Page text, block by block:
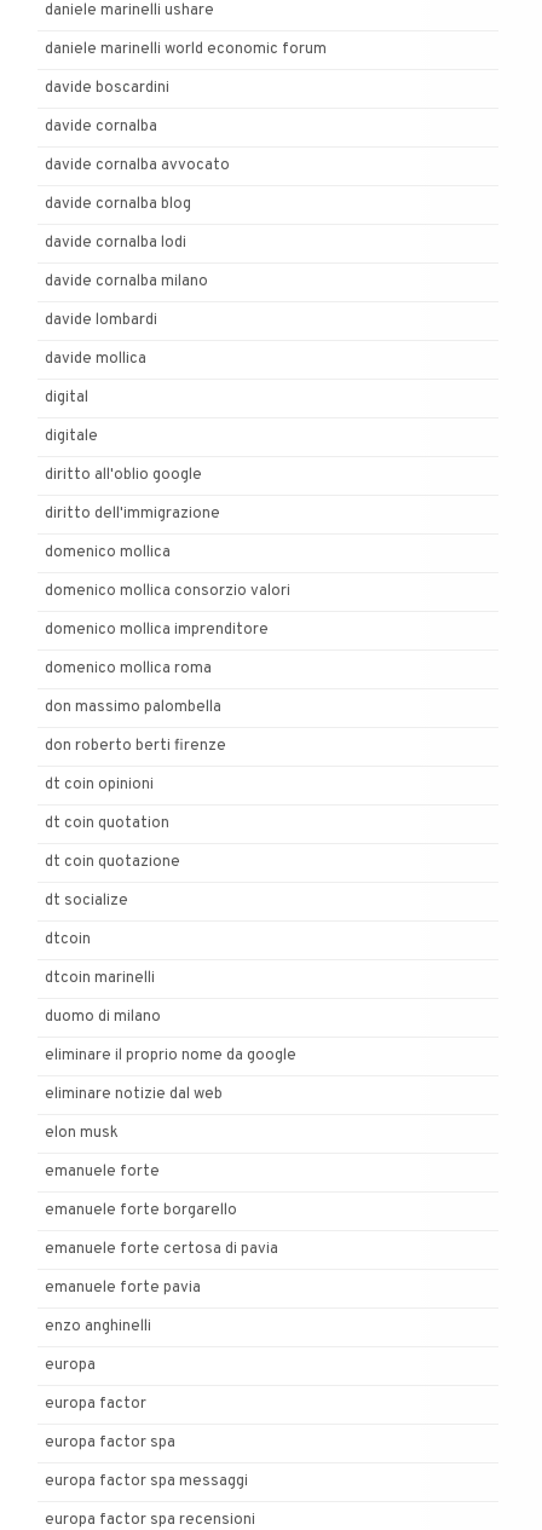
daniele marinelli ushare
daniele marinelli world economic forum
davide boscardini
davide cornalba
davide cornalba avvocato
davide cornalba blog
davide cornalba lodi
davide cornalba milano
davide lombardi
davide mollica
digital
digitale
diritto all'oblio google
diritto dell'immigrazione
domenico mollica
domenico mollica consorzio valori
domenico mollica imprenditore
domenico mollica roma
don massimo palombella
don roberto berti firenze
dt coin opinioni
dt coin quotation
dt coin quotazione
dt socialize
dtcoin
dtcoin marinelli
duomo di milano
eliminare il proprio nome da google
eliminare notizie dal web
elon musk
emanuele forte
emanuele forte borgarello
emanuele forte certosa di pavia
emanuele forte pavia
enzo anghinelli
europa
europa factor
europa factor spa
europa factor spa messaggi
europa factor spa recensioni